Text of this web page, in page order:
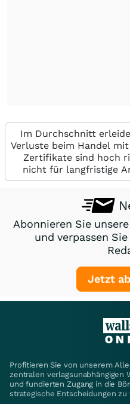
Im Durchschnitt
Verluste beim Handel
Zertifikate sind hoch
nicht für langfristige
Abonnieren Sie
und verpassen
Jetzt
Profitieren Sie von unserem
zentralen
und fundierten Zugang in die
strategische Entscheidungen